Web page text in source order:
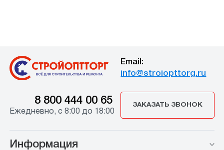
Email:
info@stroiopttorg.ru
8 800 444 00 65
Ежедневно, с 8:00 до 18:00
ЗАКАЗАТЬ ЗВОНОК
Информация